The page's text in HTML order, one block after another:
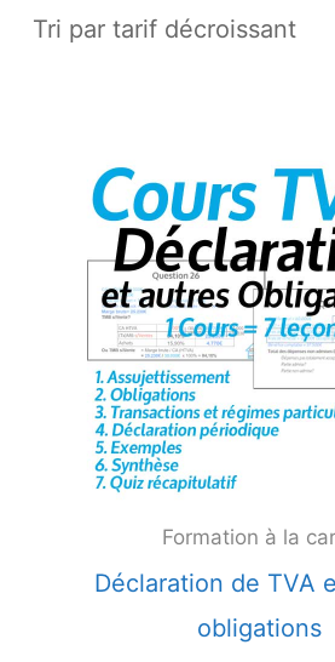
Formation à la
Déclaration de TVA
obligations